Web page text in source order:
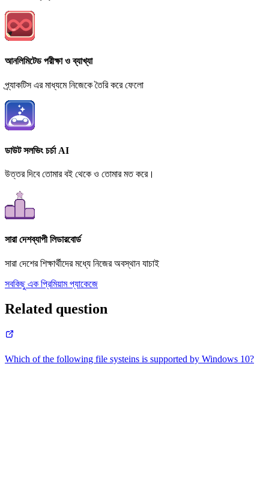
আনলিমিটেড পরীক্ষা ও ব্যাখ্যা
প্র্যাকটিস এর মাধ্যমে নিজেকে তৈরি করে ফেলো
ডাউট সলভিং চর্চা AI
উত্তর দিবে তোমার বই থেকে ও তোমার মত করে।
সারা দেশব্যাপী লিডারবোর্ড
সারা দেশের শিক্ষার্থীদের মধ্যে নিজের অবস্থান যাচাই
সবকিছু এক প্রিমিয়াম প্যাকেজে
Related question
Which of the following file systeins is supported by Windows 10?